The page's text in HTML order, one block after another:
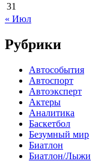
31
« Июл
Рубрики
Автособытия
Автоспорт
Автоэксперт
Актеры
Аналитика
Баскетбол
Безумный мир
Биатлон
Биатлон/Лыжи